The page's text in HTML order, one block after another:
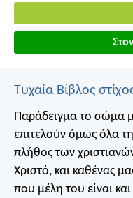
Τυχαία Βίβλος
Παράδειγμα το σώμα
επιτελούν όμως όλα
πλήθος των
Χριστό, και καθένας
που μέλη του είναι